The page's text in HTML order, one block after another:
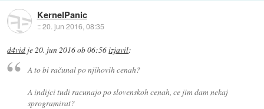
KernelPanic
::20. jun 2016, 08:35
d4vid je20. jun 2016 ob 06:56izjavil:
A to bi računal po njihovih cenah?
A indijci tudi racunajo po slovenskoh cenah, ce jim dam nekaj
sprogramirat?